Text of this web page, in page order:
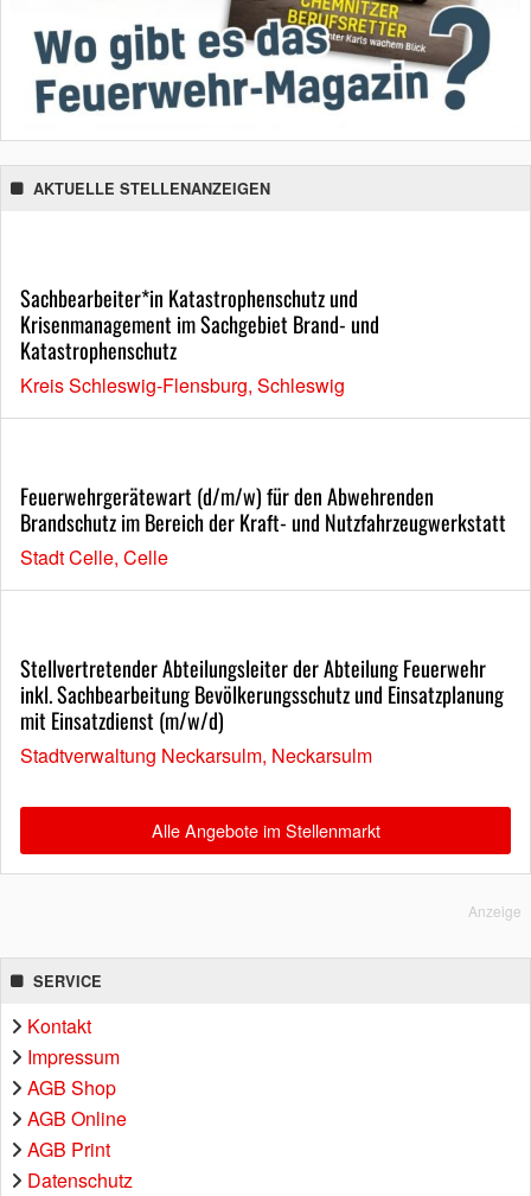
AKTUELLE STELLENANZEIGEN
Sachbearbeiter*in Katastrophenschutz und
Krisenmanagement im Sachgebiet Brand- und
Katastrophenschutz
Kreis Schleswig-Flensburg, Schleswig
Feuerwehrgerätewart (d/m/w) für den Abwehrenden
Brandschutz im Bereich der Kraft- und Nutzfahrzeugwerkstatt
Stadt Celle, Celle
Stellvertretender Abteilungsleiter der Abteilung Feuerwehr
inkl. Sachbearbeitung Bevölkerungsschutz und Einsatzplanung
mit Einsatzdienst (m/w/d)
Stadtverwaltung Neckarsulm, Neckarsulm
Alle Angebote im Stellenmarkt
Anzeige
SERVICE
Kontakt
Impressum
AGB Shop
AGB Online
AGB Print
Datenschutz